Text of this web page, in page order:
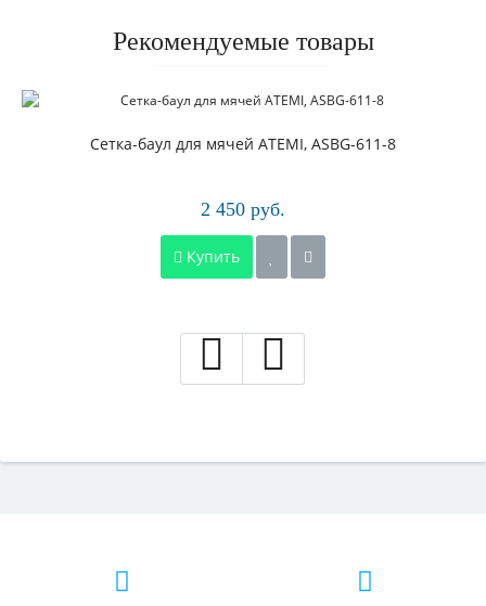
Рекомендуемые товары
Сетка-баул для мячей ATEMI, ASBG-611-8
2 450 руб.
Купить